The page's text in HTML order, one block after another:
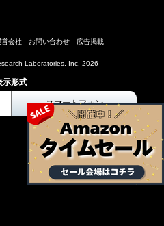
営会社 お問い合わせ 広告掲載
Laboratories, Inc. 2026
示形式
スマートフォン